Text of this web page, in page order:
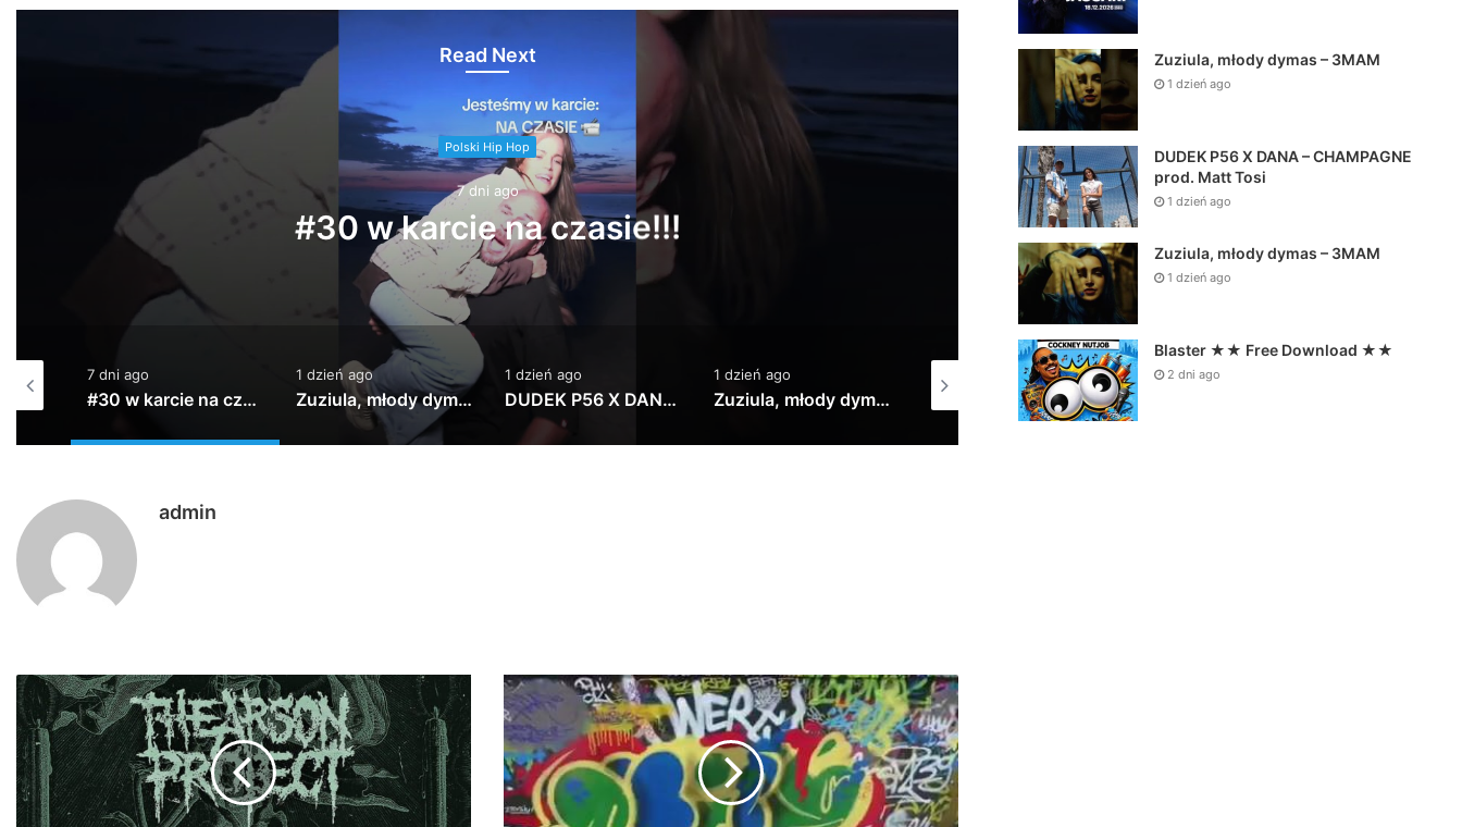
Read Next
Polski Hip Hop
7 dni ago
#30 w karcie na czasie!!!
PeRJot – Dupki i Ziomki
7 dni ago
#30 w karcie na czasie!!!
1 dzień ago
Zuziula, młody dymas – 3MAM
1 dzień ago
DUDEK P56 X DANA – CHAMPAGNE prod. Matt Tosi
1 dzień ago
Zuziula, młody dymas – 3MAM Sauce – HAŁAS (Official Video)
admin
Zuziula, młody dymas – 3MAM
1 dzień ago
DUDEK P56 X DANA – CHAMPAGNE
prod. Matt Tosi
1 dzień ago
Zuziula, młody dymas – 3MAM
1 dzień ago
Blaster ★★ Free Download ★★
2 dni ago